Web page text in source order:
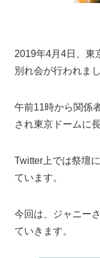
2019年4月4日、東
別れ会が行われまし
午前11時から関係
され東京ドームに
Twitter上では祭壇
ています。
今回は、ジャニー
ていきます。